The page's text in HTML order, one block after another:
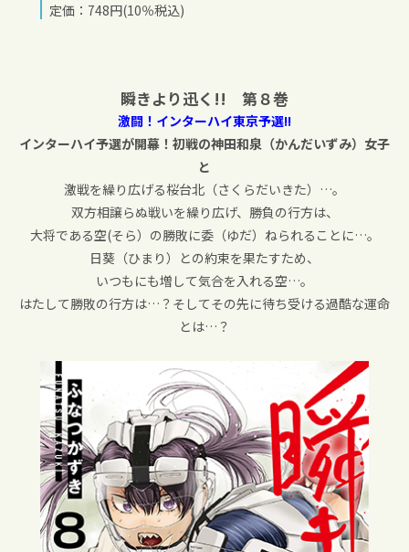
定価：748円(10％税込)
瞬きより迅く!! 第８巻
激闘！インターハイ東京予選!!
インターハイ予選が開幕！初戦の神田和泉（かんだいずみ）女子
と
激戦を繰り広げる桜台北（さくらだいきた）…。
双方相譲らぬ戦いを繰り広げ、勝負の行方は、
大将である空(そら）の勝敗に委（ゆだ）ねられることに…。
日葵（ひまり）との約束を果たすため、
いつもにも増して気合を入れる空…。
はたして勝敗の行方は…？そしてその先に待ち受ける過酷な運命
とは…？